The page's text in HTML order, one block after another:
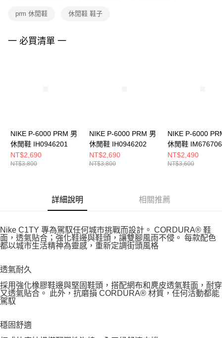
權轉讓予恩沛科技股份有限公司。
３．未成年的使用者請事先徵得法定代理人或監護人之同意方可使用
「AFTEE先享後付」，若未經同意申辦者引起之損失，本公司不負相關責
prm 休閒鞋 休閒鞋 鞋子
一 必買清單 一
NIKE P-6000 PRM 男
休閒鞋 IH0946201
NT$2,690
NT$3,800
NIKE P-6000 PRM 男
休閒鞋 IH0946202
NT$2,690
NT$3,800
NIKE P-6000
休閒鞋
NT$2,490
NT$3,600
詳細說明 相關推薦
Nike C1TY 專為駕馭任何城市挑戰而設計。 CORDURA® 鞋
面，透氣貼合；強化鞋邊與鞋頭，讓雙腳風雨不侵。 每款配色
都以城市生活精神為靈感，重新定調街頭風格
透氣耐久
採用強化橡膠鞋邊與堅固鞋頭，搭配網布和麂皮透氣鞋面，耐穿
又透氣貼合。 此外，抗磨損 CORDURA® 材質，任何活動都能
駕馭
穩固舒適